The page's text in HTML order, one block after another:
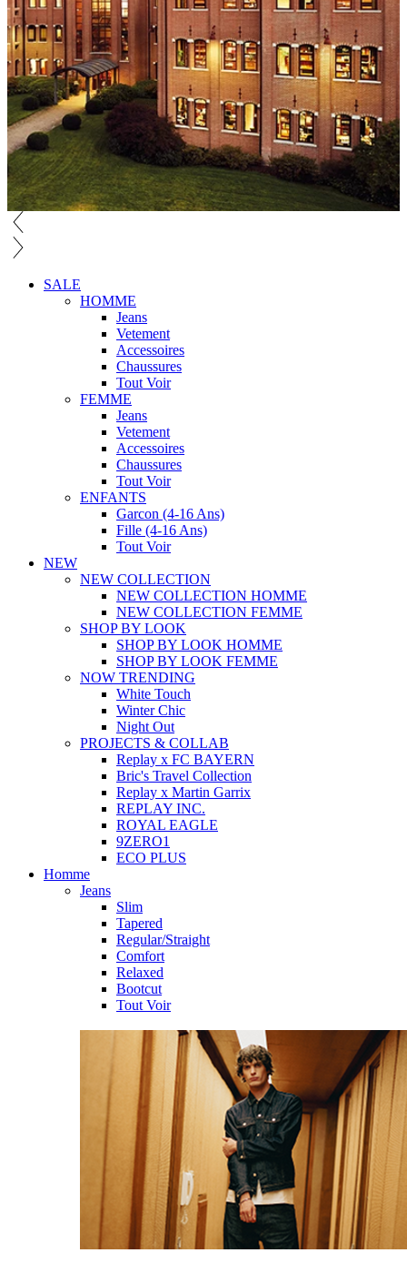
SALE
HOMME
Jeans
Vetement
Accessoires
Chaussures
Tout Voir
FEMME
Jeans
Vetement
Accessoires
Chaussures
Tout Voir
ENFANTS
Garcon (4-16 Ans)
Fille (4-16 Ans)
Tout Voir
NEW
NEW COLLECTION
NEW COLLECTION HOMME
NEW COLLECTION FEMME
SHOP BY LOOK
SHOP BY LOOK HOMME
SHOP BY LOOK FEMME
NOW TRENDING
White Touch
Winter Chic
Night Out
PROJECTS & COLLAB
Replay x FC BAYERN
Bric's Travel Collection
Replay x Martin Garrix
REPLAY INC.
ROYAL EAGLE
9ZERO1
ECO PLUS
Homme
Jeans
Slim
Tapered
Regular/Straight
Comfort
Relaxed
Bootcut
Tout Voir